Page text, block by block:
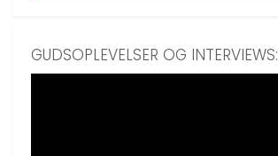
GUDSOPLEVELSER OG INTERVIEWS: